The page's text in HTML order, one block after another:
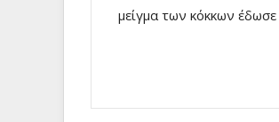
μείγμα των κόκκων